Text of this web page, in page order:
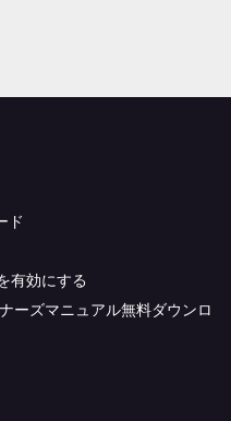
ド
有効にする
ーズマニュアル無料ダウンロ